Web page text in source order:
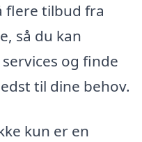
flere tilbud fra
så du kan
og finde
til dine behov.
kun er en